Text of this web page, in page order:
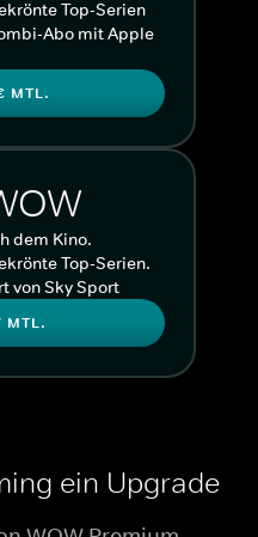
Top-Serien
Abo mit Apple
MTL.
dem Kino.
Top-Serien.
von Sky Sport
MTL.
ein Upgrade